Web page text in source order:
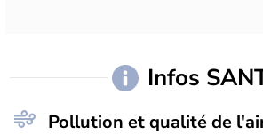
Infos
Pollution et qualité de